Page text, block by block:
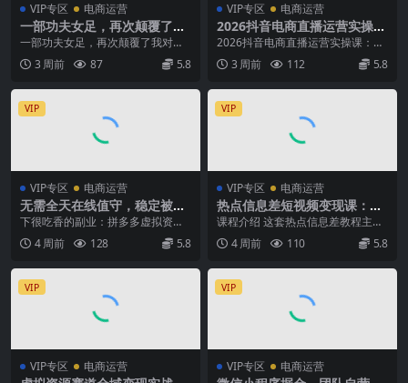
VIP专区 电商运营
一部功夫女足，再次颠覆了我
对闲鱼电影票的认知，旺季一
月打底1W+
一部功夫女足，再次颠覆了我对闲
鱼电影票的认知，旺季一月打底1W
+ 项目介绍： 一...
3 周前 87 5.8
VIP专区 电商运营
2026抖音电商直播运营实操
课：从0到1搭建直播间，掌握
流量获取、千川投放、转化提
升与复盘增长
2026抖音电商直播运营实操课：从
0到1搭建直播间，掌握流量获取、
千川投放、转化...
3 周前 112 5.8
VIP
VIP专区 电商运营
无需全天在线值守，稳定被动
收入，深耕拼多多虚拟每月增
下很吃香的副业：拼多多虚拟资源
开店，经营范围包含各类教学课
程、设计素材、干货文档...
4 周前 128 5.8
VIP
VIP专区 电商运营
热点信息差短视频变现课：选
题素材文案剪辑教学，封面发
课程介绍 这套热点信息差教程主打
借助全网热点信息差制作短视频赚
取收益，零基础也能...
4 周前 110 5.8
VIP
VIP专区 电商运营
VIP
VIP专区 电商运营